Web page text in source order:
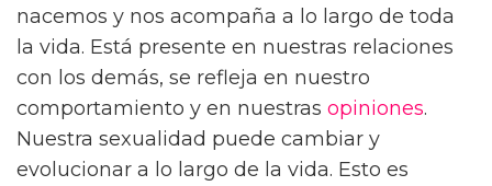
nacemos y nos acompaña a lo largo de toda
la vida. Está presente en nuestras relaciones
con los demás, se refleja en nuestro
comportamiento y en nuestras opiniones.
Nuestra sexualidad puede cambiar y
evolucionar a lo largo de la vida. Esto es